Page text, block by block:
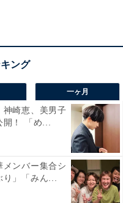
一ヶ月
神崎恵、美男子
開！ 「め...
メンバー集合シ
り」「みん...